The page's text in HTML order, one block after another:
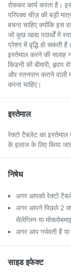
रोककर कार्य करता है।
परिपक्व चीज़ की बड़ी
बचना चाहिए क्योंकि इस
जो कुछ खाद्य पदार्थों में
प्रेशर में वृद्धि हो सकती
इस्तेमाल करने की सलाह
किडनी की बीमारी, हृदय
और स्तनपान कराने वाली
करना चाहिए।
इस्तेमाल
रेक्टो टैबलेट का
के इलाज के लिए किया
निषेध
अगर आपको रेक्टो
अगर आपने पिछले 2
सेलेग्लिन या
अगर आप गर्भवती हैं
साइड इफेक्ट